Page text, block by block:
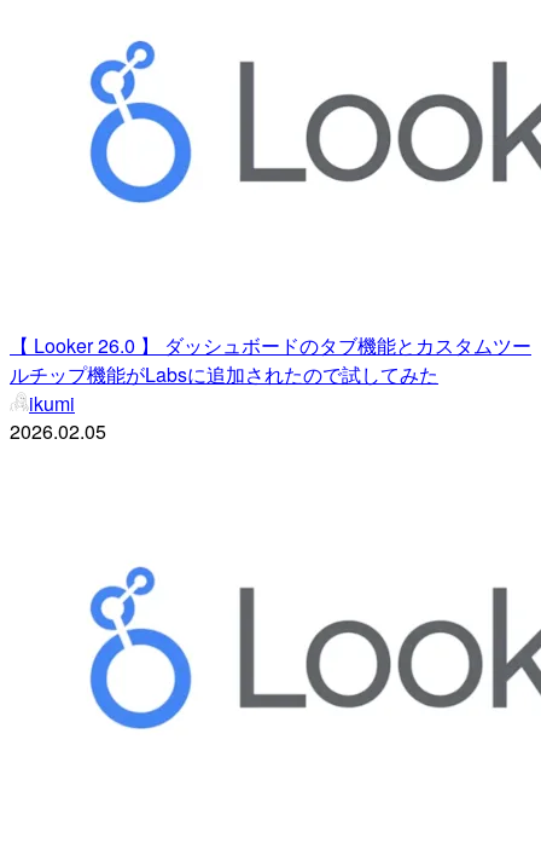
【 Looker 26.0 】 ダッシュボードのタブ機能とカスタムツー
ルチップ機能がLabsに追加されたので試してみた
ikumi
2026.02.05